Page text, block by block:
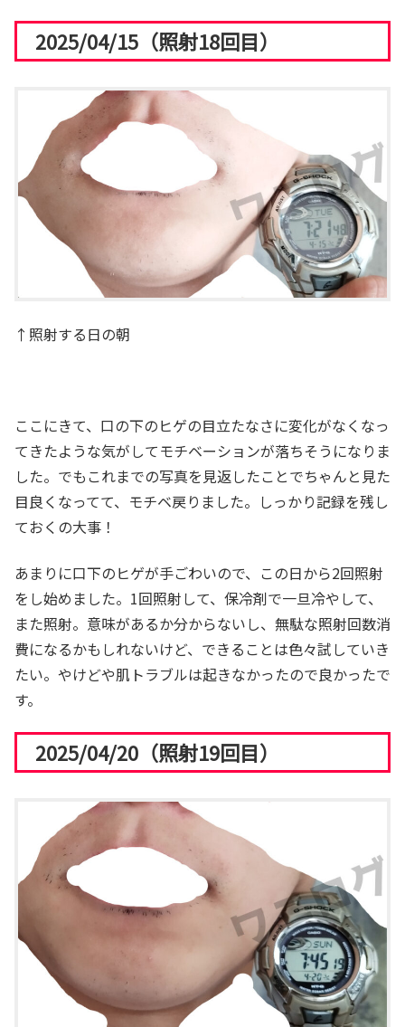
2025/04/15（照射18回目）
↑照射する日の朝
ここにきて、口の下のヒゲの目立たなさに変化がなくなっ
てきたような気がしてモチベーションが落ちそうになりま
した。でもこれまでの写真を見返したことでちゃんと見た
目良くなってて、モチベ戻りました。しっかり記録を残し
ておくの大事！
あまりに口下のヒゲが手ごわいので、この日から2回照射
をし始めました。1回照射して、保冷剤で一旦冷やして、
また照射。意味があるか分からないし、無駄な照射回数消
費になるかもしれないけど、できることは色々試していき
たい。やけどや肌トラブルは起きなかったので良かったで
す。
2025/04/20（照射19回目）